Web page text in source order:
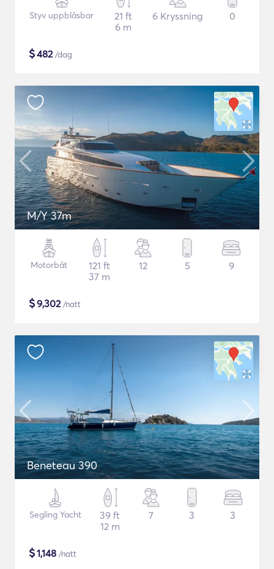
Styv uppblåsbar
21 ft
6 m
6 Kryssning 0
$482/dag
M/Y 37m
Motorbåt
121 ft
37 m
12 5 9
$9,302/natt
Beneteau 390
Segling Yacht
39 ft
12 m
7 3 3
$1,148 /natt